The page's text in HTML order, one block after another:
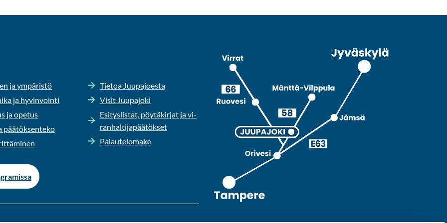
ja ym­pä­ris­tö
ja hy­vin­voin­ti
ja ope­tus
pää­tök­sen­te­ko
Tie­toa Juu­pa­joes­ta
Visit Juu­pa­jo­ki
Esi­tys­lis­tat, pöy­tä­kir­jat ja vi­
ran­hal­ti­ja­pää­tök­set
Pa­lau­te­lo­ma­ke